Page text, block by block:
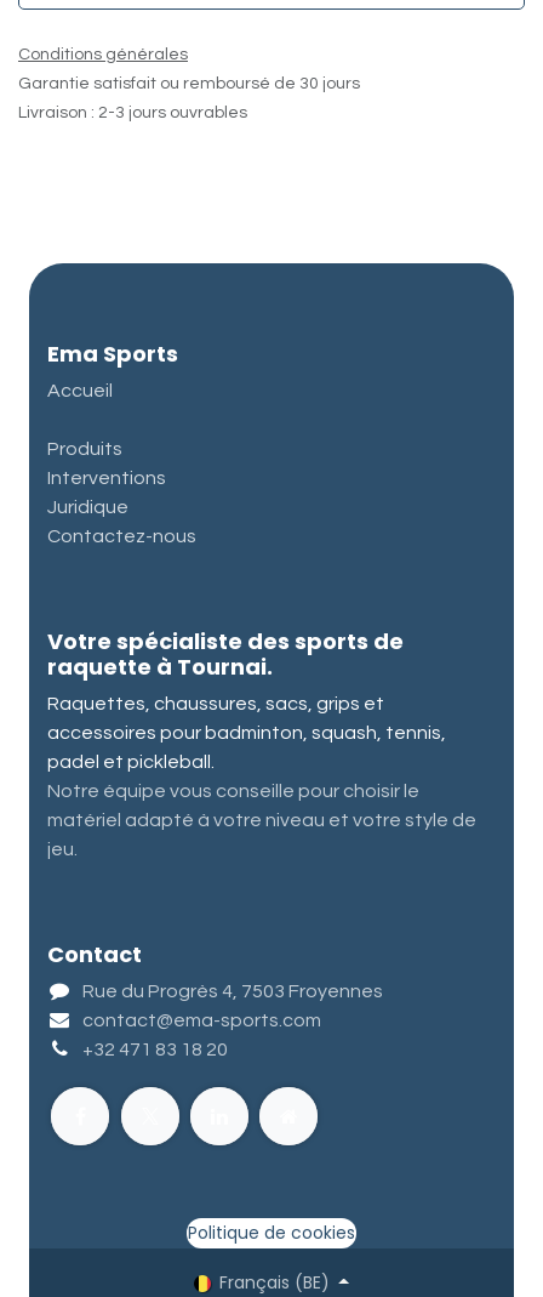
Conditions générales
Garantie satisfait ou remboursé de 30 jours
Livraison : 2-3 jours ouvrables
Ema Sports
Accueil
Produits
Interventions
Juridique
Contactez-nous
Votre spécialiste des sports de
raquette à Tournai.
Raquettes, chaussures, sacs, grips et
accessoires pour badminton, squash, tennis,
padel et pickleball.
Notre équipe vous conseille pour choisir le
matériel adapté à votre niveau et votre style de
jeu.
Contact
Rue du Progrès 4, 7503 Froyennes
contact@ema-sports.com
+32 471 83 18 20
Politique de cookies
Français (BE)